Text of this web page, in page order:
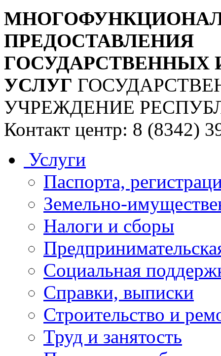
ПРЕДОСТАВЛЕНИЯ
УСЛУГ
УЧРЕЖДЕНИЕ
Контакт центр: 8 (8342)
Услуги
Паспорта,
Земельно-
Налоги и сборы
Социальная
Справки, выписки
Строительство и
Труд и занятость